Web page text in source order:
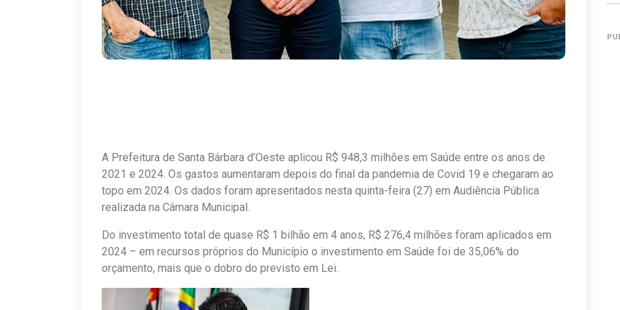
A Prefeitura de Santa Bárbara d’Oeste aplicou R$ 948,3 milhões em Saúde entre os anos de
2021 e 2024. Os gastos aumentaram depois do final da pandemia de Covid 19 e chegaram ao
topo em 2024. Os dados foram apresentados nesta quinta-feira (27) em Audiência Pública
realizada na Câmara Municipal.
Do investimento total de quase R$ 1 bilhão em 4 anos, R$ 276,4 milhões foram aplicados em
2024 – em recursos próprios do Município o investimento em Saúde foi de 35,06% do
orçamento, mais que o dobro do previsto em Lei.